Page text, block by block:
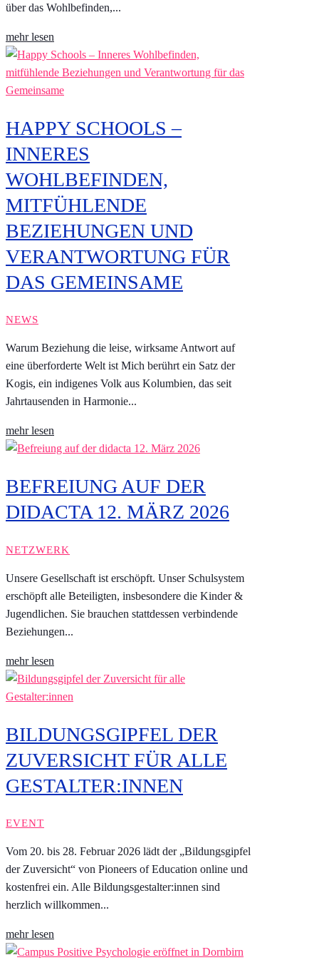
über das Wohlbefinden,...
mehr lesen
HAPPY SCHOOLS –
INNERES
WOHLBEFINDEN,
MITFÜHLENDE
BEZIEHUNGEN UND
VERANTWORTUNG FÜR
DAS GEMEINSAME
NEWS
Warum Beziehung die leise, wirksame Antwort auf
eine überforderte Welt ist Mich berührt ein Satz der
Kogis, ein indigenes Volk aus Kolumbien, das seit
Jahrtausenden in Harmonie...
mehr lesen
BEFREIUNG AUF DER
DIDACTA 12. MÄRZ 2026
NETZWERK
Unsere Gesellschaft ist erschöpft. Unser Schulsystem
erschöpft alle Beteiligten, insbesondere die Kinder &
Jugendlichen. Sie brauchen stattdessen verbindende
Beziehungen...
mehr lesen
BILDUNGSGIPFEL DER
ZUVERSICHT FÜR ALLE
GESTALTER:INNEN
EVENT
Vom 20. bis 28. Februar 2026 lädt der „Bildungsgipfel
der Zuversicht“ von Pioneers of Education online und
kostenfrei ein. Alle Bildungsgestalter:innen sind
herzlich willkommen...
mehr lesen